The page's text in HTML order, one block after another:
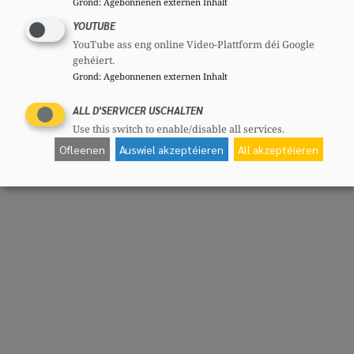
YOUTUBE
YouTube ass eng online Video-Plattform déi Google
gehéiert.
Grond: Agebonnenen externen Inhalt
ALL D'SERVICER USCHALTEN
Use this switch to enable/disable all services.
Ofleenen Auswiel akzeptéieren All akzeptéieren